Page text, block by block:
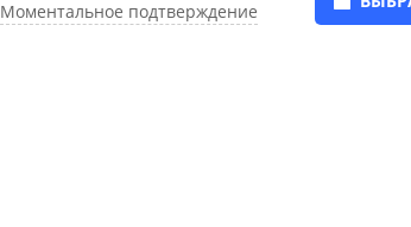
Моментальное подтверждение